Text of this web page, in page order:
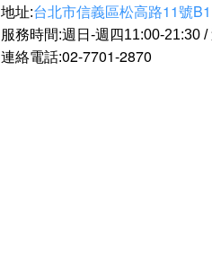
地址:台北市信義區松高路11號B1
服務時間:週日-週四11:00-21:30
連絡電話:02-7701-2870